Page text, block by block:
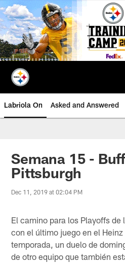
Skip
to
main
content
Labriola On Asked and Answered
Semana 15 -
Pittsburgh
Dec 11, 2019 at 02:04 PM
El camino para los Playoffs de
con el último juego en el Heinz
temporada, un duelo de
de otro equipo que también